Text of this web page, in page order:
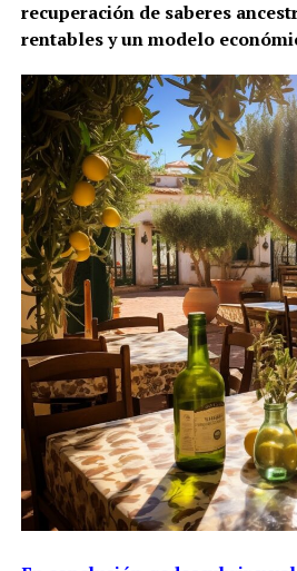
recuperación de saberes
rentables y un modelo